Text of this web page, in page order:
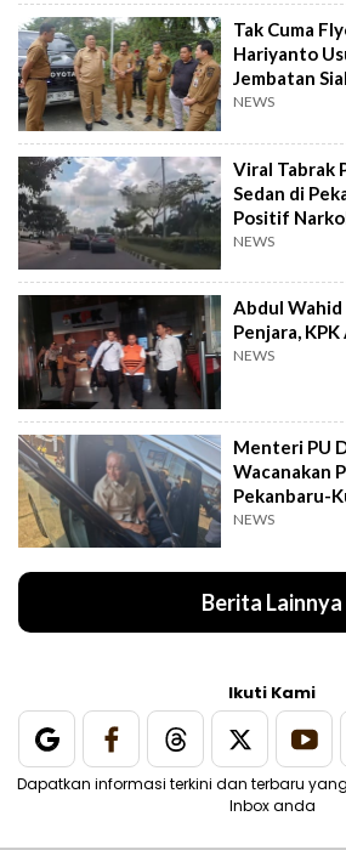
Tak Cuma
Hariyanto
Jembatan
NEWS
Viral Tabrak
Sedan di
Positif
NEWS
Abdul Wahid
Penjara,
NEWS
Menteri PU
Wacanakan
Pekanbaru-
NEWS
Berita Lainnya
Ikuti Kami
Dapatkan informasi terkini dan terbaru
Inbox anda